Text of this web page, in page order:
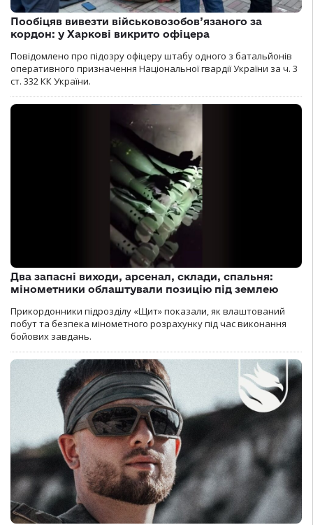
Пообіцяв вивезти військовозобов’язаного за
кордон: у Харкові викрито офіцера
Повідомлено про підозру офіцеру штабу одного з батальйонів
оперативного призначення Національної гвардії України за ч. 3
ст. 332 КК України.
Два запасні виходи, арсенал, склади, спальня:
мінометники облаштували позицію під землею
Прикордонники підрозділу «Щит» показали, як влаштований
побут та безпека мінометного розрахунку під час виконання
бойових завдань.